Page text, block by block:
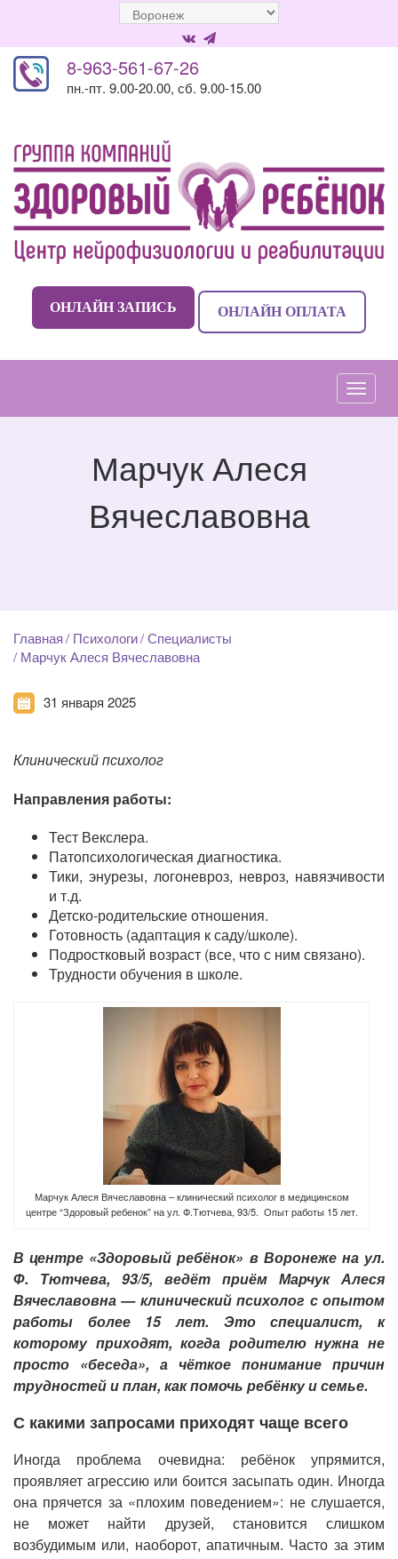
8-963-561-67-26
пн.-пт. 9.00-20.00, сб. 9.00-15.00
ОНЛАЙН ЗАПИСЬ ОНЛАЙН ОПЛАТА
Марчук Алеся
Вячеславовна
Главная Психологи Специалисты
Марчук Алеся Вячеславовна
31 января 2025
Клинический психолог
Направления работы:
Тест Векслера.
Патопсихологическая диагностика.
Тики, энурезы, логоневроз, невроз, навязчивости
и т.д.
Детско-родительские отношения.
Готовность (адаптация к саду/школе).
Подростковый возраст (все, что с ним связано).
Трудности обучения в школе.
Марчук Алеся Вячеславовна – клинический психолог в медицинском
центре “Здоровый ребенок” на ул. Ф.Тютчева, 93/5. Опыт работы 15 лет.
В центре «Здоровый ребёнок» в Воронеже на ул.
Ф. Тютчева, 93/5, ведёт приём Марчук Алеся
Вячеславовна — клинический психолог с опытом
работы более 15 лет. Это специалист, к
которому приходят, когда родителю нужна не
просто «беседа», а чёткое понимание причин
трудностей и план, как помочь ребёнку и семье.
С какими запросами приходят чаще всего
Иногда проблема очевидна: ребёнок упрямится,
проявляет агрессию или боится засыпать один. Иногда
она прячется за «плохим поведением»: не слушается,
не может найти друзей, становится слишком
возбудимым или, наоборот, апатичным. Часто за этим